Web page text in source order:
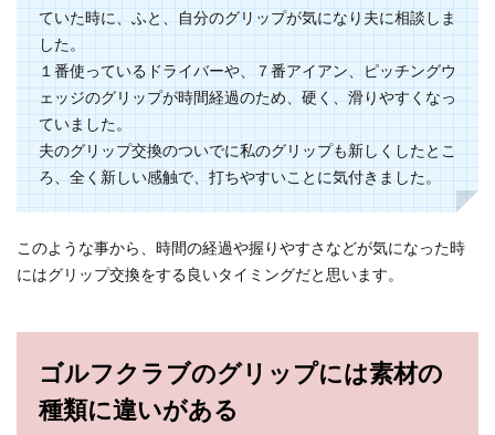
くコースデビューをする事を夢見て日々練習をし
ていた時に、ふと、自分のグリップが気になり夫に相談しま
した。
１番使っているドライバーや、７番アイアン、ピッチングウ
ェッジのグリップが時間経過のため、硬く、滑りやすくなっ
ていました。
夫のグリップ交換のついでに私のグリップも新しくしたとこ
ろ、全く新しい感触で、打ちやすいことに気付きました。
このような事から、時間の経過や握りやすさなどが気になった時
にはグリップ交換をする良いタイミングだと思います。
ゴルフクラブのグリップには素材の
種類に違いがある